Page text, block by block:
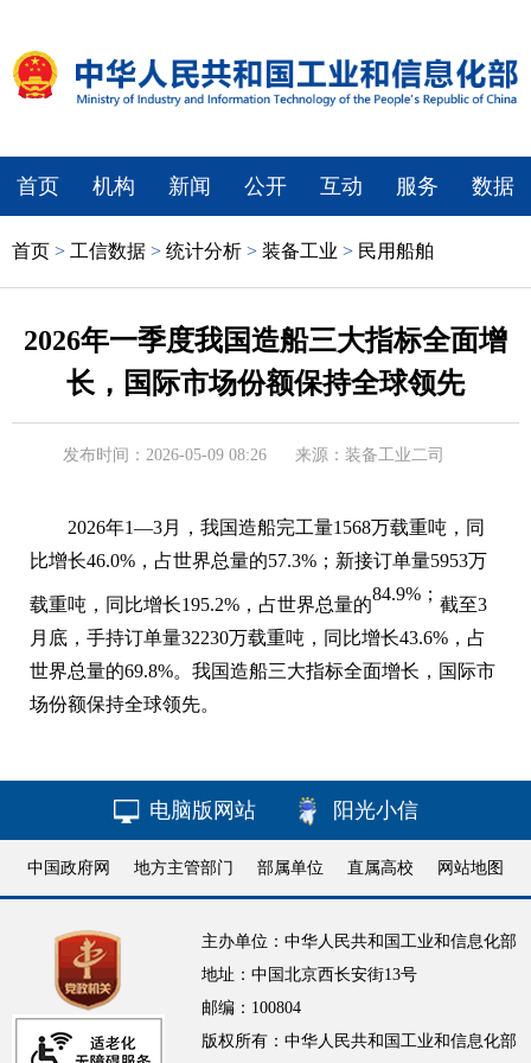
首页 机构 新闻 公开 互动 服务 数据
首页 > 工信数据 > 统计分析 > 装备工业 > 民用船舶
2026年一季度我国造船三大指标全面增
长，国际市场份额保持全球领先
发布时间：2026-05-09 08:26 来源：装备工业二司
2026年1—3月，我国造船完工量1568万载重吨，同
比增长46.0%，占世界总量的57.3%；新接订单量5953万
载重吨，同比增长195.2%，占世界总量的
84.9%；
截至3
月底，手持订单量32230万载重吨，同比增长43.6%，占
世界总量的69.8%。我国造船三大指标全面增长，国际市
场份额保持全球领先。
电脑版网站 阳光小信
中国政府网 地方主管部门 部属单位 直属高校 网站地图
主办单位：中华人民共和国工业和信息化部
地址：中国北京西长安街13号
邮编：100804
版权所有：中华人民共和国工业和信息化部